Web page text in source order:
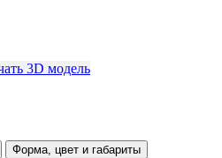
3D модель
Форма, цвет и габариты